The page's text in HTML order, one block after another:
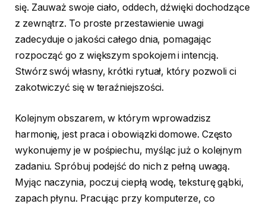
się. Zauważ swoje ciało, oddech, dźwięki dochodzące
z zewnątrz. To proste przestawienie uwagi
zadecyduje o jakości całego dnia, pomagając
rozpocząć go z większym spokojem i intencją.
Stwórz swój własny, krótki rytuał, który pozwoli ci
zakotwiczyć się w teraźniejszości.
Kolejnym obszarem, w którym wprowadzisz
harmonię, jest praca i obowiązki domowe. Często
wykonujemy je w pośpiechu, myśląc już o kolejnym
zadaniu. Spróbuj podejść do nich z pełną uwagą.
Myjąc naczynia, poczuj ciepłą wodę, teksturę gąbki,
zapach płynu. Pracując przy komputerze, co